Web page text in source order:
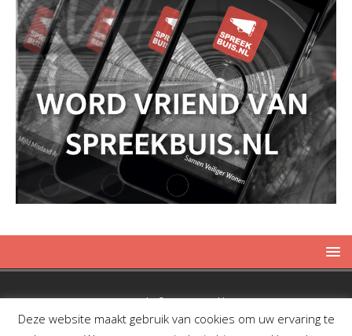
Copyright © 2019 Spreekbuis
Deze website maakt gebruik van cookies om uw ervaring te